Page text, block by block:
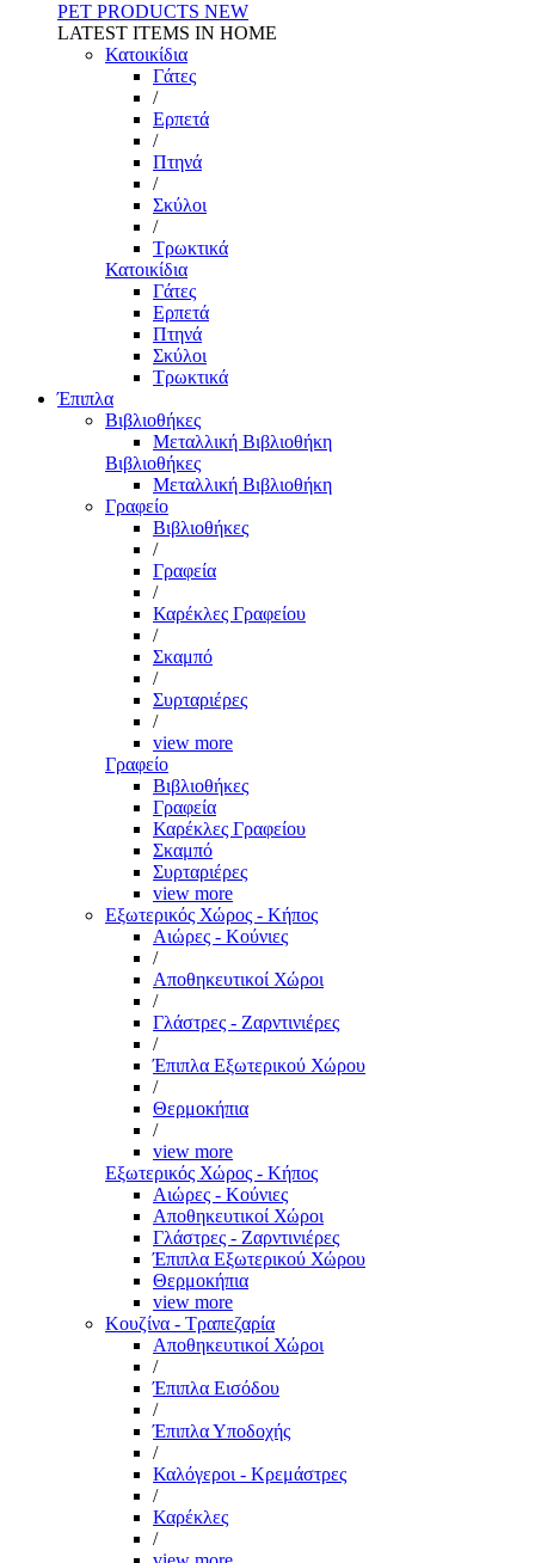
PET PRODUCTS NEW
LATEST ITEMS IN HOME
Κατοικίδια
Γάτες
/
Ερπετά
/
Πτηνά
/
Σκύλοι
/
Τρωκτικά
Κατοικίδια
Γάτες
Ερπετά
Πτηνά
Σκύλοι
Τρωκτικά
Έπιπλα
Βιβλιοθήκες
Μεταλλική Βιβλιοθήκη
Βιβλιοθήκες
Μεταλλική Βιβλιοθήκη
Γραφείο
Βιβλιοθήκες
/
Γραφεία
/
Καρέκλες Γραφείου
/
Σκαμπό
/
Συρταριέρες
/
view more
Γραφείο
Βιβλιοθήκες
Γραφεία
Καρέκλες Γραφείου
Σκαμπό
Συρταριέρες
view more
Εξωτερικός Χώρος - Κήπος
Αιώρες - Κούνιες
/
Αποθηκευτικοί Χώροι
/
Γλάστρες - Ζαρντινιέρες
/
Έπιπλα Εξωτερικού Χώρου
/
Θερμοκήπια
/
view more
Εξωτερικός Χώρος - Κήπος
Αιώρες - Κούνιες
Αποθηκευτικοί Χώροι
Γλάστρες - Ζαρντινιέρες
Έπιπλα Εξωτερικού Χώρου
Θερμοκήπια
view more
Κουζίνα - Τραπεζαρία
Αποθηκευτικοί Χώροι
/
Έπιπλα Εισόδου
/
Έπιπλα Υποδοχής
/
Καλόγεροι - Κρεμάστρες
/
Καρέκλες
/